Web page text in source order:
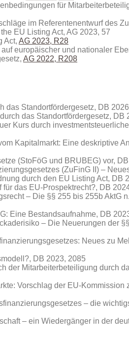
für
im Referentenentwurf des
EU Listing Act, AG 2023, 57
Act, AG 2023, R28
europäischer und nationaler
AG 2022, R208
das Standortfördergesetz, DB
das Standortfördergesetz, DB
Kurs durch
Kapitalmarkt: Eine deskriptive
(StoFöG und BRUBEG) vor,
(ZuFinG II) –
durch den EU Listing Act, DB
das EU-Prospektrecht?, DB
– Die §§ 255 bis 255b AktG
Eine Bestandsaufnahme, DB
– Die Neuerungen der
Neues zu
DB 2023, 2085
der Mitarbeiterbeteiligung durch
Vorschlag der EU-Kommission
– die
– ein Wiedergänger in der